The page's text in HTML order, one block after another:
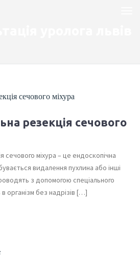
резекція сечового
сечового міхура – це ендоскопічна
видалення пухлина або інші
з допомогою спеціального
організм без надрізів […]